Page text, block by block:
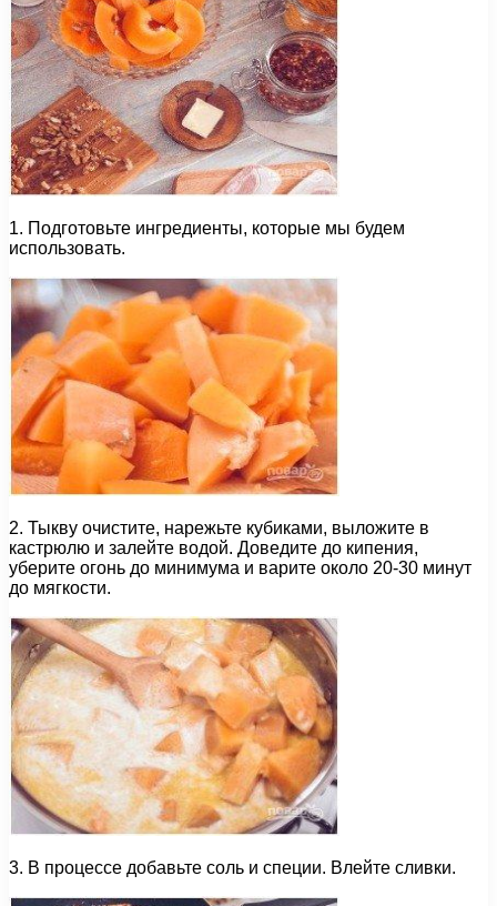
1. Подготовьте ингредиенты, которые мы будем
использовать.
2. Тыкву очистите, нарежьте кубиками, выложите в
кастрюлю и залейте водой. Доведите до кипения,
уберите огонь до минимума и варите около 20-30 минут
до мягкости.
3. В процессе добавьте соль и специи. Влейте сливки.